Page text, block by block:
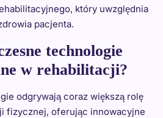
który uwzględnia
pacjenta.
technologie
w rehabilitacji?
odgrywają coraz większą rolę
fizycznej, oferując innowacyjne